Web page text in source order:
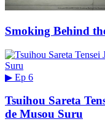
Smoking Behind
▶ Ep 6
Tsuihou Sareta
de Musou Suru